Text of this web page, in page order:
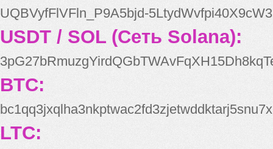
UQBVyfFlVFln_P9A5bjd-
USDT / SOL (Сеть Solana):
BTC:
bc1qq3jxqlha3nkptwac2fd3zjetwddktarj5snu7x
LTC: